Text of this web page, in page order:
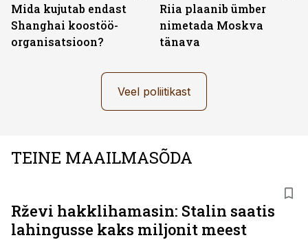
Mida kujutab endast
Shanghai koostöö­
organisatsioon?
Riia plaanib ümber
nimetada Moskva
tänava
Veel poliitikast
TEINE MAAILMASÕDA
Rževi hakklihamasin: Stalin saatis
lahingusse kaks miljonit meest